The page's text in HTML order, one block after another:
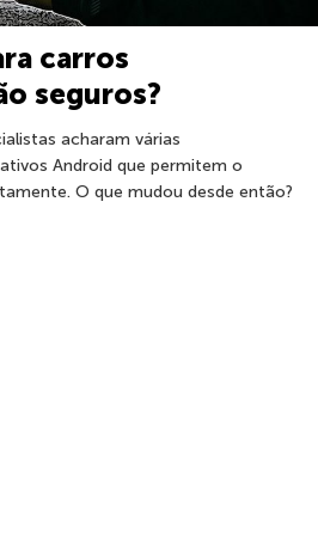
carros
seguros?
acharam várias
Android que permitem o
O que mudou desde então?